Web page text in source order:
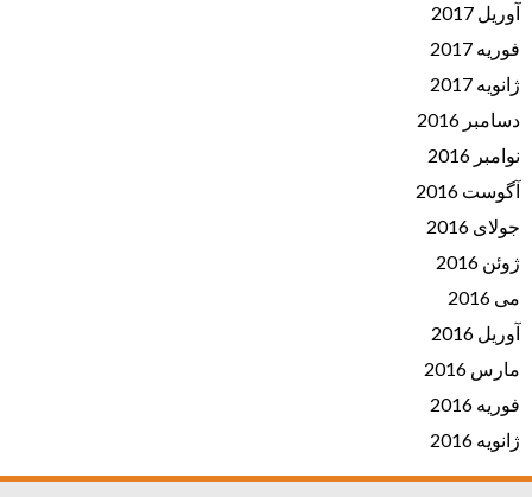
آوریل 2017
فوریه 2017
ژانویه 2017
دسامبر 2016
نوامبر 2016
آگوست 2016
جولای 2016
ژوئن 2016
می 2016
آوریل 2016
مارس 2016
فوریه 2016
ژانویه 2016